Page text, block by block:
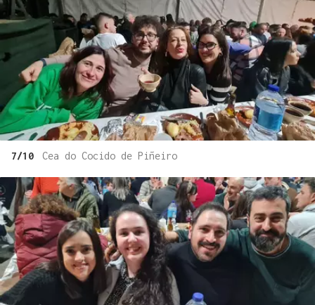
7/10 Cea do Cocido de Piñeiro